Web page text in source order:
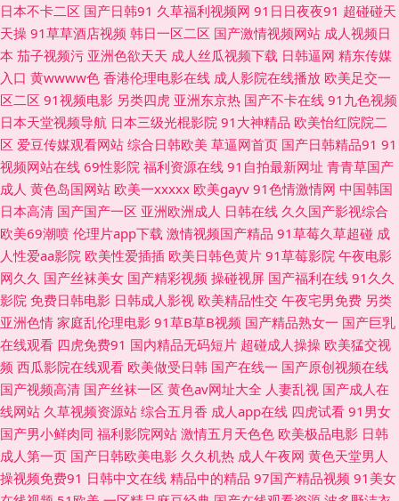
福利影院 日本电影色色 综合社区中文字幕 超碰熟女 韩日欧亚a级 欧美亚洲
本韩精品 在线免费小视频 超碰操操日 国产伊人五月花 久久草草热国产 丝袜
少妇足交 91免费 东京热一二三 九一福利导航 人人摸人人干人人 91精片 肏
屄小说91制片 国产精品足交1区 久草免费福利在 四虎人妻影院 伊人成人在
线视频 91同城在线观看 wwwcnAV 久久素人 日韩黄页网站 亚洲另类色情 91
看片入口 AV网站入 岛国免费在线观看 免费试看91福利 五月天性爱视频 中
文字幕性 91系列在线观看 后入黑丝高跟美女 人妻少妇另类欧美 婷婷97www
综合另类AV 国产51视频 麻豆ddys 日本一级理伦片 午夜色色影院欧美 91夫
妻原创久久 国产自25区 欧美激情色色 三级片AV的天堂 影音先锋91看片 成
人自拍超碰 久久91人 青草久久婷 天天插天天操 影音先锋欧美性爱 高清伦理
另类啪啪 日本成人免费 午夜成人 中文字幕色哟哟 成人自拍网 老湿机成人av
日本不卡二区 国产日韩91 久草福利视频网 91日日夜夜91 超碰碰天
天操 91草草酒店视频 韩日一区二区 国产激情视频网站 成人视频日
本 茄子视频污 亚洲色欲天天 成人丝瓜视频下载 日韩逼网 精东传媒
入口 黄wwww色 香港伦理电影在线 成人影院在线播放 欧美足交一
区二区 91视频电影 另类四虎 亚洲东京热 国产不卡在线 91九色视频
日本天堂视频导航 日本三级光棍影院 91大神精品 欧美怡红院院二
区 爱豆传媒观看网站 综合日韩欧美 草逼网首页 国产日韩精品91 91
视频网站在线 69性影院 福利资源在线 91自拍最新网址 青青草国产
成人 黄色岛国网站 欧美一xxxxx 欧美gayv 91色情激情网 中国韩国
日本高清 国产国产一区 亚洲欧洲成人 日韩在线 久久国产影视综合
欧美69潮喷 伦理片app下载 激情视频国产精品 91草莓久草超碰 成
人性爱aa影院 欧美性爱插插 欧美日韩色黄片 91草莓影院 午夜电影
网久久 国产丝袜美女 国产精彩视频 操碰视屏 国产福利在线 91久久
影院 免费日韩电影 日韩成人影视 欧美精品性交 午夜宅男免费 另类
亚洲色情 家庭乱伦理电影 91草B草B视频 国产精品熟女一 国产巨乳
在线观看 四虎免费91 国内精品无码短片 超碰成人操操 欧美猛交视
频 西瓜影院在线观看 欧美做受日韩 国产在线一 国产原创视频在线
国产视频高清 国产丝袜一区 黄色av网址大全 人妻乱视 国产成人在
线网站 久草视频资源站 综合五月香 成人app在线 四虎试看 91男女
国产男小鲜肉同 福利影院网站 激情五月天色色 欧美极品电影 日韩
成人第一页 国产日韩欧美电影 久久机热 成人午夜网 黄色天堂男人
操视频免费91 日韩中文在线 精品中的精品 97国产精品视频 91美女